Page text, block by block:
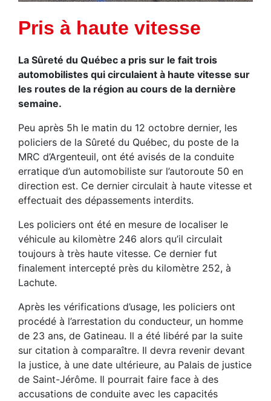
Pris à haute vitesse
La Sûreté du Québec a pris sur le fait trois
automobilistes qui circulaient à haute vitesse sur
les routes de la région au cours de la dernière
semaine.
Peu après 5h le matin du 12 octobre dernier, les
policiers de la Sûreté du Québec, du poste de la
MRC d’Argenteuil, ont été avisés de la conduite
erratique d’un automobiliste sur l’autoroute 50 en
direction est. Ce dernier circulait à haute vitesse et
effectuait des dépassements interdits.
Les policiers ont été en mesure de localiser le
véhicule au kilomètre 246 alors qu’il circulait
toujours à très haute vitesse. Ce dernier fut
finalement intercepté près du kilomètre 252, à
Lachute.
Après les vérifications d’usage, les policiers ont
procédé à l’arrestation du conducteur, un homme
de 23 ans, de Gatineau. Il a été libéré par la suite
sur citation à comparaître. Il devra revenir devant
la justice, à une date ultérieure, au Palais de justice
de Saint-Jérôme. Il pourrait faire face à des
accusations de conduite avec les capacités